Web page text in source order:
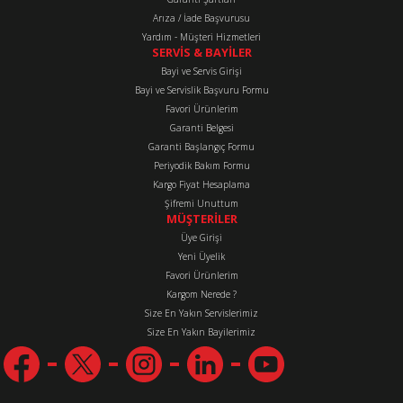
Gönder
Arıza / İade Başvurusu
Yardım - Müşteri Hizmetleri
SERVİS & BAYİLER
Bayi ve Servis Girişi
Bayi ve Servislik Başvuru Formu
Favori Ürünlerim
Garanti Belgesi
Garanti Başlangıç Formu
Periyodik Bakım Formu
Kargo Fiyat Hesaplama
Şifremi Unuttum
MÜŞTERİLER
Üye Girişi
Yeni Üyelik
Favori Ürünlerim
Kargom Nerede ?
Size En Yakın Servislerimiz
Size En Yakın Bayilerimiz